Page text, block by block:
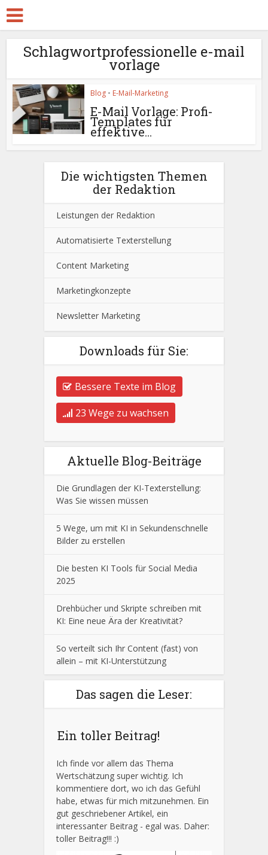
Schlagwortprofessionelle e-mail
vorlage
Blog • E-Mail-Marketing
E-Mail Vorlage: Profi-
Templates für
effektive...
Die wichtigsten Themen
der Redaktion
Leistungen der Redaktion
Automatisierte Texterstellung
Content Marketing
Marketingkonzepte
Newsletter Marketing
Downloads für Sie:
Bessere Texte im Blog
23 Wege zu wachsen
Aktuelle Blog-Beiträge
Die Grundlagen der KI-Texterstellung:
Was Sie wissen müssen
5 Wege, um mit KI in Sekundenschnelle
Bilder zu erstellen
Die besten KI Tools für Social Media
2025
Drehbücher und Skripte schreiben mit
KI: Eine neue Ära der Kreativität?
So verteilt sich Ihr Content (fast) von
allein – mit KI-Unterstützung
Das sagen die Leser:
Ein toller Beitrag!
Ich finde vor allem das Thema
Wertschätzung super wichtig. Ich
kommentiere dort, wo ich das Gefühl
habe, etwas für mich mitzunehmen. Ein
gut geschriebener Artikel, ein
interessanter Beitrag - egal was. Daher:
toller Beitrag!!! :)